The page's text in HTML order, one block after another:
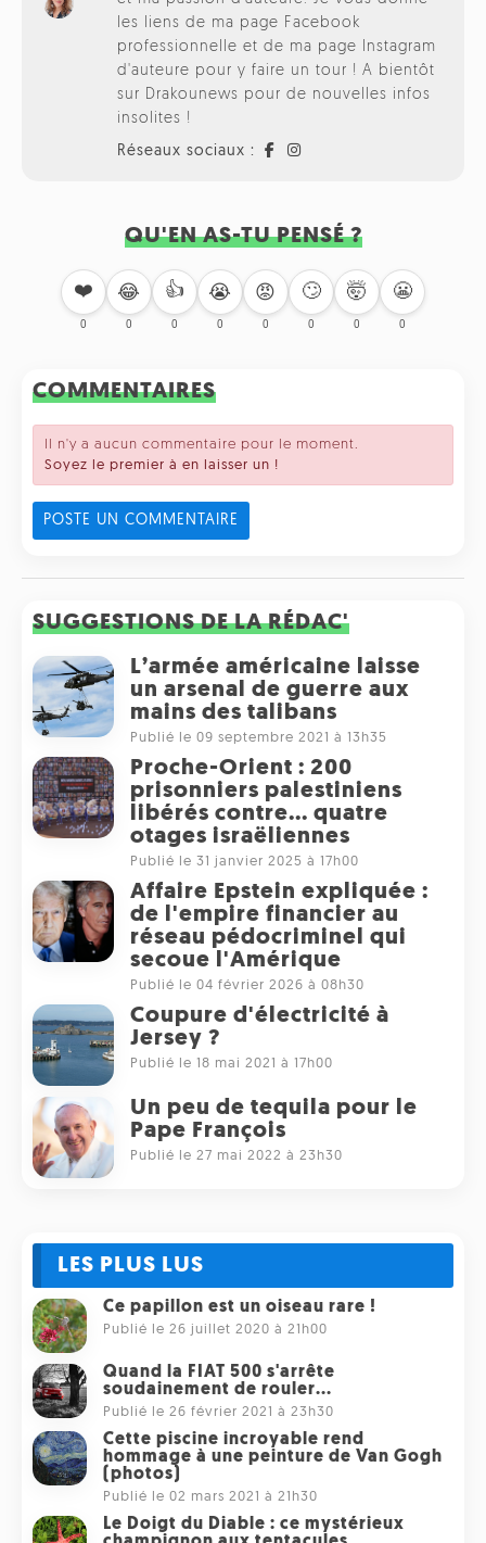
les liens de ma page Facebook
professionnelle et de ma page Instagram
d'auteure pour y faire un tour ! A bientôt
sur Drakounews pour de nouvelles infos
insolites !
Réseaux sociaux :
QU'EN AS-TU PENSÉ ?
❤️
0
😂
0
👍
0
😭
0
😡
0
🙄
0
🤯
0
😬
0
COMMENTAIRES
Il n'y a aucun commentaire pour le moment.
Soyez le premier à en laisser un !
POSTE UN COMMENTAIRE
SUGGESTIONS DE LA RÉDAC'
L’armée américaine laisse
un arsenal de guerre aux
mains des talibans
Publié le 09 septembre 2021 à 13h35
Proche-Orient : 200
prisonniers palestiniens
libérés contre... quatre
otages israëliennes
Publié le 31 janvier 2025 à 17h00
Affaire Epstein expliquée :
de l'empire financier au
réseau pédocriminel qui
secoue l'Amérique
Publié le 04 février 2026 à 08h30
Coupure d'électricité à
Jersey ?
Publié le 18 mai 2021 à 17h00
Un peu de tequila pour le
Pape François
Publié le 27 mai 2022 à 23h30
LES PLUS LUS
Ce papillon est un oiseau rare !
Publié le 26 juillet 2020 à 21h00
Quand la FIAT 500 s'arrête
soudainement de rouler...
Publié le 26 février 2021 à 23h30
Cette piscine incroyable rend
hommage à une peinture de Van Gogh
(photos)
Publié le 02 mars 2021 à 21h30
Le Doigt du Diable : ce mystérieux